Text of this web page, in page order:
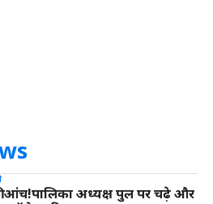
आंच!पालिका अध्यक्ष पुल पर चढ़े और